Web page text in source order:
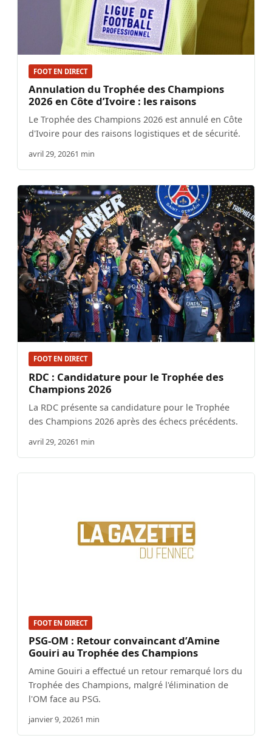
FOOT EN DIRECT
Annulation du Trophée des Champions
2026 en Côte d’Ivoire : les raisons
Le Trophée des Champions 2026 est annulé en Côte
d'Ivoire pour des raisons logistiques et de sécurité.
avril 29, 20261 min
FOOT EN DIRECT
RDC : Candidature pour le Trophée des
Champions 2026
La RDC présente sa candidature pour le Trophée
des Champions 2026 après des échecs précédents.
avril 29, 20261 min
FOOT EN DIRECT
PSG-OM : Retour convaincant d’Amine
Gouiri au Trophée des Champions
Amine Gouiri a effectué un retour remarqué lors du
Trophée des Champions, malgré l'élimination de
l'OM face au PSG.
janvier 9, 20261 min